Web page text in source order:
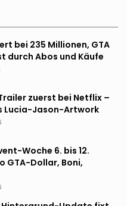
bei 235 Millionen, GTA
durch Abos und Käufe
zuerst bei Netflix –
Lucia-Jason-Artwork
Woche 6. bis 12.
GTA-Dollar, Boni,